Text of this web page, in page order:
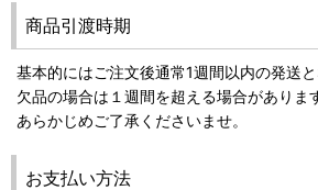
商品引渡時期
基本的にはご注文後通常1週間以内の発送
欠品の場合は１週間を超える場合がありま
あらかじめご了承くださいませ。
お支払い方法